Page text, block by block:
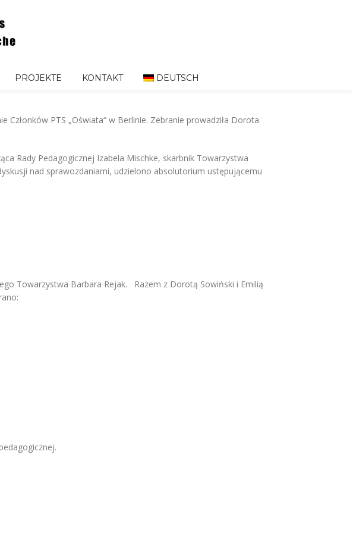
PROJEKTE KONTAKT DEUTSCH
Członków PTS „Oświata“ w Berlinie. Zebranie prowadziła Dorota
Rady Pedagogicznej Izabela Mischke, skarbnik Towarzystwa
nad sprawozdaniami, udzielono absolutorium ustępującemu
Towarzystwa Barbara Rejak. Razem z Dorotą Sowiński i Emilią